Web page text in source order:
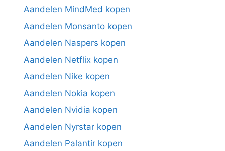
Aandelen MindMed kopen
Aandelen Monsanto kopen
Aandelen Naspers kopen
Aandelen Netflix kopen
Aandelen Nike kopen
Aandelen Nokia kopen
Aandelen Nvidia kopen
Aandelen Nyrstar kopen
Aandelen Palantir kopen